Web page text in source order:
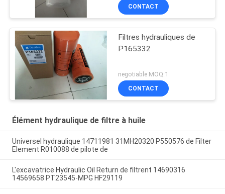
CONTACT
Filtres hydrauliques de
P165332
negotiable MOQ:1
CONTACT
Élément hydraulique de filtre à huile
Universel hydraulique 14711981 31MH20320 P550576 de Filter
Element R010088 de pilote de
L'excavatrice Hydraulic Oil Return de filtrent 14690316
14569658 PT23545-MPG HF29119